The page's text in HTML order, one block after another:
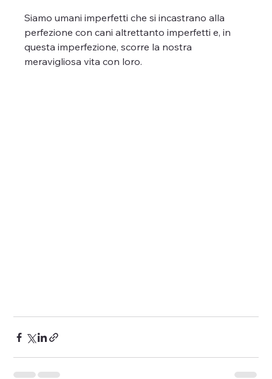
Siamo umani imperfetti che si incastrano alla
perfezione con cani altrettanto imperfetti e, in
questa imperfezione, scorre la nostra
meravigliosa vita con loro.